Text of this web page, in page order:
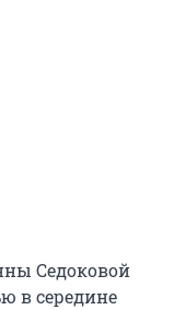
Седоковой
в середине